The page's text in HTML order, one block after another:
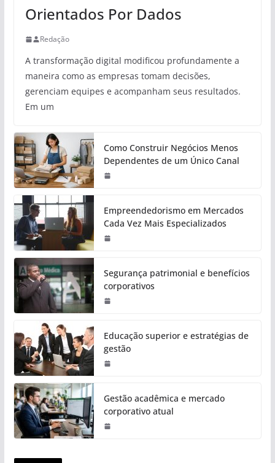
Orientados Por Dados
Redação
A transformação digital modificou profundamente a
maneira como as empresas tomam decisões,
gerenciam equipes e acompanham seus resultados.
Em um
Como Construir Negócios Menos
Dependentes de um Único Canal
Empreendedorismo em Mercados
Cada Vez Mais Especializados
Segurança patrimonial e benefícios
corporativos
Educação superior e estratégias de
gestão
Gestão acadêmica e mercado
corporativo atual